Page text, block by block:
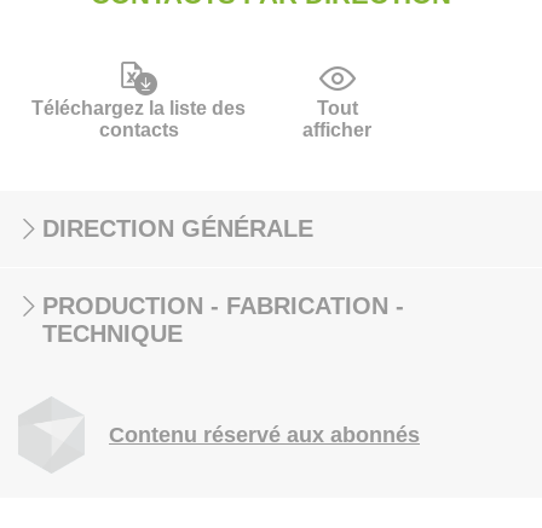
Téléchargez la liste des
contacts
Tout
afficher
DIRECTION GÉNÉRALE
PRODUCTION - FABRICATION -
TECHNIQUE
Contenu réservé aux abonnés